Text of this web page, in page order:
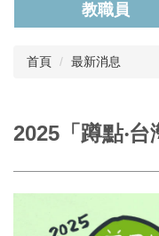
教職員
首頁 最新消息
2025「蹲點‧